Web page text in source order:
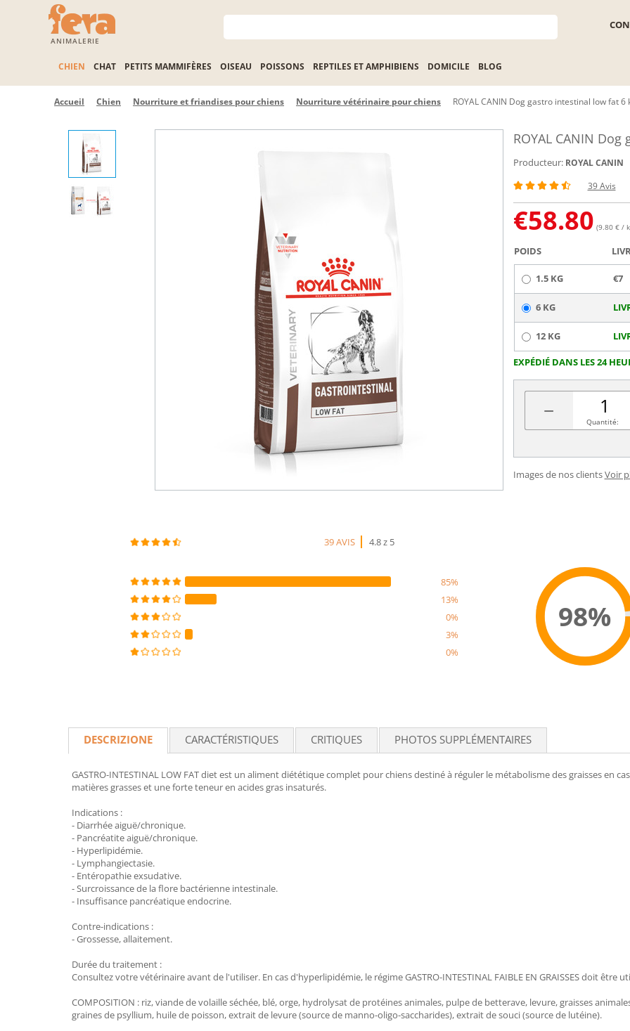
ANIMALERIE
CHIEN CHAT PETITS MAMMIFÈRES OISEAU POISSONS REPTILES ET AMPHIBIENS DOMICILE BLOG
Accueil Chien Nourriture et friandises pour chiens Nourriture vétérinaire pour chiens ROYAL CANIN Dog gastro intestinal low fat 6
ROYAL CANIN
Producteur: ROYAL CANIN
39 Avis
€58.80 (9.80 € /
POIDS
1.5 KG €7
6 KG
12 KG
EXPÉDIÉ DANS LES 24
− Quantité:
Images de nos clientsVoir
39 AVIS 4.8 z 5
85%
13%
0%
3%
0%
98%
DESCRIZIONE CARACTÉRISTIQUES CRITIQUES PHOTOS SUPPLÉMENTAIRES
GASTRO-INTESTINAL LOW FAT diet est un aliment diététique complet pour chiens destiné à réguler le métabolisme des graisses en
matières grasses et une forte teneur en acides gras insaturés.
Indications :
- Diarrhée aiguë/chronique.
- Pancréatite aiguë/chronique.
- Hyperlipidémie.
- Lymphangiectasie.
- Entéropathie exsudative.
- Surcroissance de la flore bactérienne intestinale.
- Insuffisance pancréatique endocrine.
Contre-indications :
- Grossesse, allaitement.
Durée du traitement :
Consultez votre vétérinaire avant de l'utiliser. En cas d'hyperlipidémie, le régime GASTRO-INTESTINAL FAIBLE EN GRAISSES doit être
COMPOSITION : riz, viande de volaille séchée, blé, orge, hydrolysat de protéines animales, pulpe de betterave, levure, graisses
graines de psyllium, huile de poisson, extrait de levure (source de manno-oligo-saccharides), extrait de souci (source de lutéine).